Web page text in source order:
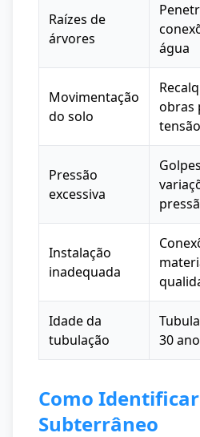
Raízes de
árvores
água
Movimentação
do solo
obras
tensão
Pressão
excessiva
Instalação
inadequada
Idade da
tubulação
30
Como
Subterrâneo